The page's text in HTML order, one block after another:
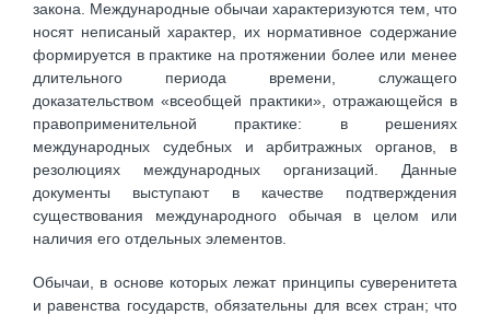
закона. Международные обычаи характеризуются тем, что
носят неписаный характер, их нормативное содержание
формируется в практике на протяжении более или менее
длительного периода времени, служащего
доказательством «всеобщей практики», отражающейся в
правоприменительной практике: в решениях
международных судебных и арбитражных органов, в
резолюциях международных организаций. Данные
документы выступают в качестве подтверждения
существования международного обычая в целом или
наличия его отдельных элементов.
Обычаи, в основе которых лежат принципы суверенитета
и равенства государств, обязательны для всех стран; что